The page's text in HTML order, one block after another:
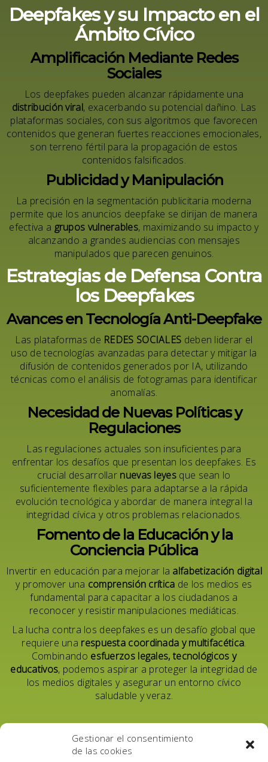
Gestionar el consentimiento
de las cookies
Deepfakes y su Impacto en el
Ámbito Cívico
Amplificación Mediante Redes
Sociales
Los deepfakes pueden alcanzar rápidamente una
distribución viral, exacerbando su potencial dañino. Las
plataformas sociales, con sus algoritmos que favorecen
contenidos que generan fuertes reacciones emocionales,
son terreno fértil para la propagación de estos
contenidos falsificados.
Publicidad y Manipulación
La precisión en la segmentación publicitaria moderna
permite que los anuncios deepfake se dirijan de manera
efectiva a grupos vulnerables, maximizando su impacto y
alcanzando a grandes audiencias con mensajes
manipulados que parecen genuinos.
Estrategias de Defensa Contra
los Deepfakes
Avances en Tecnología Anti-Deepfake
Las plataformas de REDES SOCIALES deben liderar el
uso de tecnologías avanzadas para detectar y mitigar la
difusión de contenidos generados por IA, utilizando
técnicas como el análisis de fotogramas para identificar
anomalías.
Necesidad de Nuevas Políticas y
Regulaciones
Las regulaciones actuales son insuficientes para
enfrentar los desafíos que presentan los deepfakes. Es
crucial desarrollar nuevas leyes que sean lo
suficientemente flexibles para adaptarse a la rápida
evolución tecnológica y abordar de manera integral la
integridad cívica y otros problemas relacionados.
Fomento de la Educación y la
Conciencia Pública
Invertir en educación para mejorar la alfabetización digital
y promover una comprensión crítica de los medios es
fundamental para capacitar a los ciudadanos a
reconocer y resistir manipulaciones mediáticas.
La lucha contra los deepfakes es un desafío global que
requiere una respuesta coordinada y multifacética.
Combinando esfuerzos legales, tecnológicos y
educativos, podemos aspirar a proteger la integridad de
los medios digitales y asegurar un entorno cívico
saludable y veraz.
Table of Contents